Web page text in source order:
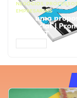
NEGÓCIOS,
EMPRESARIAIS
Faça uma
comercial |
ChatGPT